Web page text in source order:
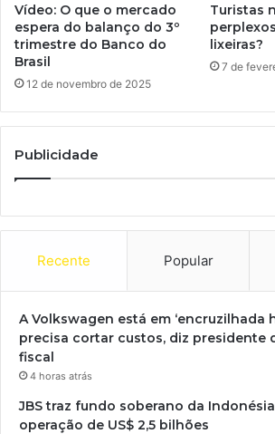
Vídeo: O que o mercado
espera do balanço do 3º
trimestre do Banco do
Brasil
12 de novembro de 2025
Turistas
lixeiras?
7 de
Publicidade
Recente Popular
A Volkswagen está em ‘encruzilhada
precisa cortar custos, diz presidente
fiscal
4 horas atrás
JBS traz fundo soberano da
operação de US$ 2,5 bilhões